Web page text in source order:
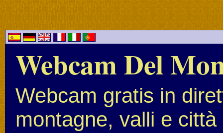
Webcam Del
Webcam gratis in
montagne, valli e città